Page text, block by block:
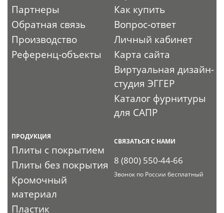
Партнеры
Обратная связь
Производство
Референц-объекты
Как купить
Вопрос-ответ
Личный кабинет
Карта сайта
Виртуальная дизайн-
студия ЭГГЕР
Каталог фурнитуры
для САПР
ПРОДУКЦИЯ
Плиты с покрытием
Плиты без покрытия
Кромочный
материал
Пластик
СВЯЗАТЬСЯ С НАМИ
8 (800) 550-44-66
Звонок по России бесплатный